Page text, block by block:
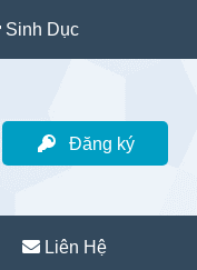
Sinh Dục
Đăng ký
Liên Hệ